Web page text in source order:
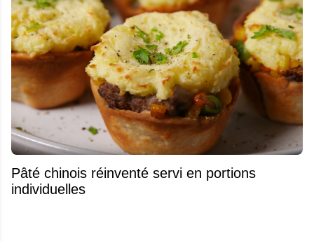
Pâté chinois réinventé servi en portions
individuelles